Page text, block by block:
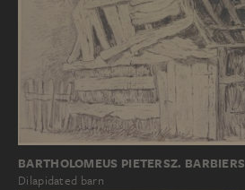
BARTHOLOMEUS PIETERSZ. BARBIERS
Dilapidated barn